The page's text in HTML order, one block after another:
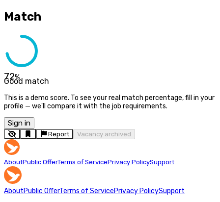
Match
72%
Good match
This is a demo score. To see your real match percentage, fill in your
profile — we'll compare it with the job requirements.
Sign in
Report Vacancy archived
AboutPublic OfferTerms of ServicePrivacy PolicySupport
AboutPublic OfferTerms of ServicePrivacy PolicySupport